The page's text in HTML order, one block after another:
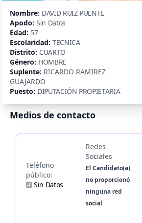
Nombre: DAVID RUIZ PUENTE
Apodo: Sin Datos
Edad: 57
Escolaridad: TECNICA
Distrito: CUARTO
Género: HOMBRE
Suplente: RICARDO RAMIREZ
GUAJARDO
Puesto: DIPUTACIÓN PROPIETARIA
Medios de contacto
Teléfono
público:
Sin Datos
Redes
Sociales
El Candidato(a)
no proporcionó
ninguna red
social